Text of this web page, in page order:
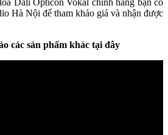
Dali Opticon Vokal chính hãng bạn có
Hà Nội để tham khảo giá và nhận được
các sản phẩm khác tại đây